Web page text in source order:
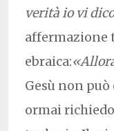
verità io vi
affermazione
ebraica:
Gesù non
ormai